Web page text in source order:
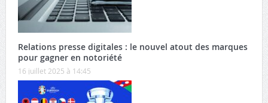
Relations presse digitales : le nouvel atout des marques
pour gagner en notoriété
16 juillet 2025 à 14:45